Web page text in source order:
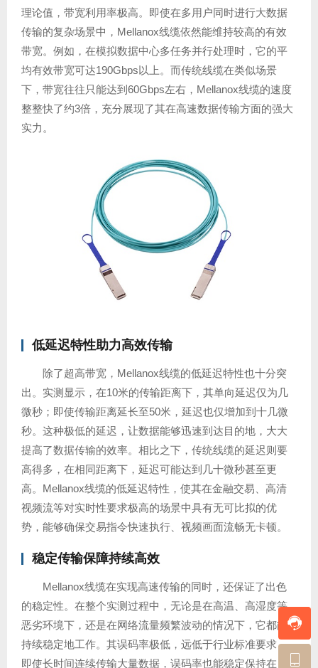
理论值，带宽利用率极高。即使在多用户同时进行大数据
传输的复杂场景中，Mellanox线缆依然能维持较高的有效
带宽。例如，在模拟数据中心多任务并行处理时，它的平
均有效带宽可达190Gbps以上。而传统线缆在类似场景
下，带宽往往只能达到60Gbps左右，Mellanox线缆的速度
整整快了约3倍，充分展现了其在高速数据传输方面的强大
实力。
低延迟特性助力高效传输
除了超高带宽，Mellanox线缆的低延迟特性也十分突
出。实测显示，在10米的传输距离下，其单向延迟仅为几
微秒；即使传输距离延长至50米，延迟也仅增加到十几微
秒。这种极低的延迟，让数据能够迅速到达目的地，大大
提高了数据传输的效率。相比之下，传统线缆的延迟则要
高得多，在相同距离下，延迟可能达到几十微秒甚至更
高。Mellanox线缆的低延迟特性，使其在金融交易、高清
视频流等对实时性要求极高的场景中具有无可比拟的优
势，能够确保交易指令快速执行、视频画面流畅无卡顿。
稳定传输保障持续高效
Mellanox线缆在实现高速传输的同时，还保证了出色
的稳定性。在整个实测过程中，无论是在高温、高湿度等
恶劣环境下，还是在网络流量频繁波动的情况下，它都能
持续稳定地工作。其误码率极低，远低于行业标准要求，
即使长时间连续传输大量数据，误码率也能稳定保持在